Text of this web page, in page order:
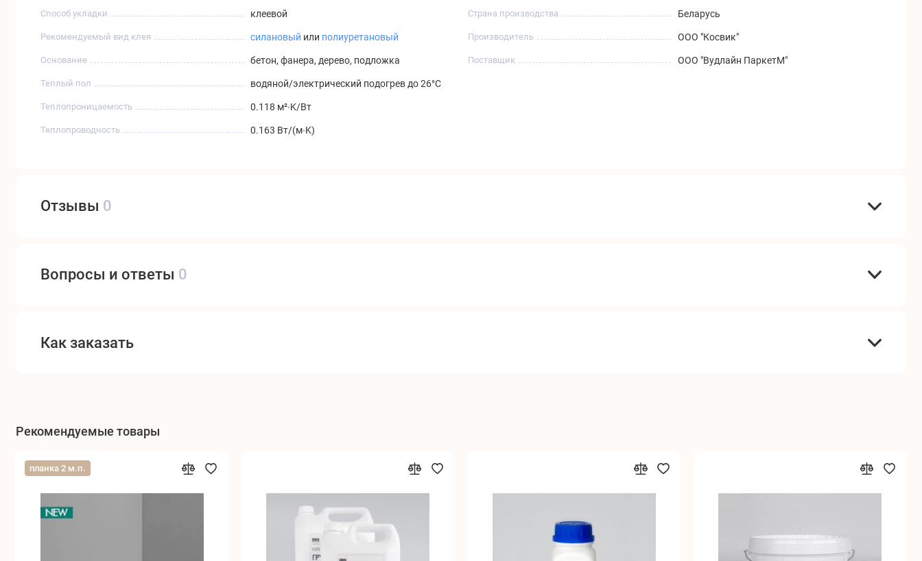
Способ укладки клеевой
Рекомендуемый вид клея силановый или полиуретановый
Основание бетон, фанера, дерево, подложка
Теплый пол водяной/электрический подогрев до 26°C
Теплопроницаемость 0.118 м²∙K/Вт
Теплопроводность 0.163 Вт/(м∙K)
Страна производства Беларусь
Производитель ООО "Косвик"
Поставщик ООО "Вудлайн ПаркетМ"
Отзывы 0
Вопросы и ответы 0
Как заказать
Рекомендуемые товары
планка 2 м.п.